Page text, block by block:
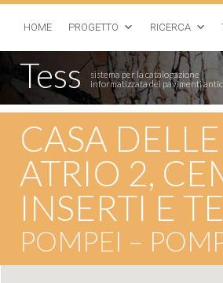
HOME PROGETTO RICERCA
Tess
sistema per la catalogazione
informatizzata dei pavimenti
CASA
ATRIO 2,
INSERTI E
POMPEI –